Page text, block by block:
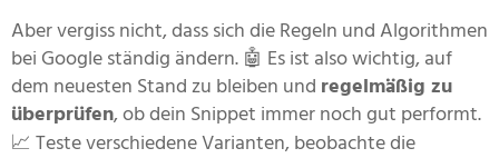
Aber vergiss nicht, dass sich die Regeln und Algorithmen
bei Google ständig ändern. 🤖 Es ist also wichtig, auf
dem neuesten Stand zu bleiben und regelmäßig zu
überprüfen, ob dein Snippet immer noch gut performt.
📈 Teste verschiedene Varianten, beobachte die